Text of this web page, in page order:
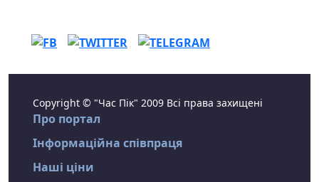
Copyright © "Час Пік" 2009 Всі права захищені
Про портал
Інформаційна співпраця
Наші ціни